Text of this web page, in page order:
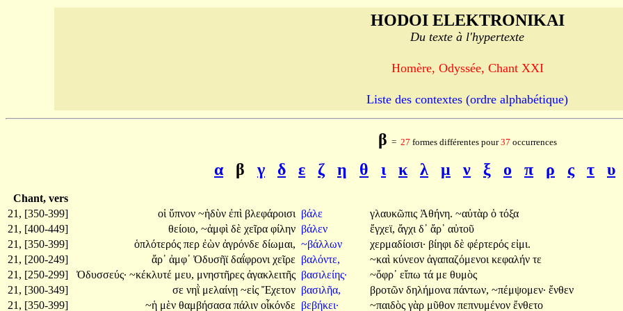
HODOI ELEKTRONIKAI
Du texte à l'hypertexte
Homère, Odyssée, Chant XXI
Liste des contextes (ordre alphabétique)
β = 27 formes différentes pour37 occurrences
αβγ δ ε ζ η θ ι κ λ μ ν ξ ο π ρ ς τ υ
Chant, vers
21, [350-399]
οἱ ὕπνον ~ἡδὺν ἐπὶ βλεφάροισι βάλε γλαυκῶπις Ἀθήνη. ~αὐτὰρ ὁ τόξα
21, [400-449]
θείοιο, ~ἀμφὶ δὲ χεῖρα φίλην βάλεν ἔγχεϊ, ἄγχι δ᾽ ἄρ᾽ αὐτοῦ
21, [350-399]
ὁπλότερός περ ἐὼν ἀγρόνδε δίωμαι, ~βάλλων χερμαδίοισι· βίηφι δὲ φέρτερός εἰμι.
21, [200-249]
ἄρ᾽ ἀμφ᾽ Ὀδυσῆϊδαΐφρονι χεῖρε βαλόντε, ~καὶ κύνεον ἀγαπαζόμενοι κεφαλήν τε
21, [250-299]
Ὀδυσσεύς· ~κέκλυτέ μευ, μνηστῆρες ἀγακλειτῆς βασιλείης· ~ὄφρ᾽ εἴπω τά με θυμὸς
21, [300-349]
σε νηῒ μελαίνῃ ~εἰς Ἔχετον βασιλῆα, βροτῶν δηλήμονα πάντων, ~πέμψομεν· ἔνθεν
21, [350-399]
~ἡ μὲν θαμβήσασα πάλιν οἶκόνδε βεβήκει· ~παιδὸς γὰρ μῦθον πεπνυμένον ἔνθετο